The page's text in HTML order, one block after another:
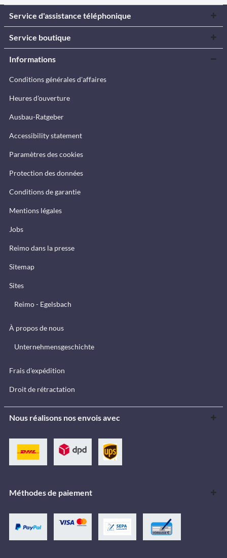
Service d'assistance téléphonique
Service boutique
Informations
Conditions générales d'affaires
Heures d'ouverture
Ausbau-Ratgeber
Accessibility statement
Paramètres des cookies
Protection des données
Conditions de garantie
Mentions légales
Jobs
Reimo dans la presse
Sitemap
Sites
Reimo - Egelsbach
À propos de nous
Unternehmensgeschichte
Frais d'expédition
Droit de rétractation
Nous réalisons nos envois avec
Méthodes de paiement